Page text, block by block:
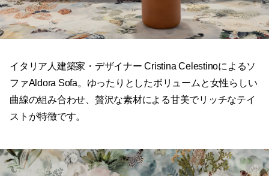
イタリア人建築家・デザイナー Cristina Celestinoによるソ
ファAldora Sofa。ゆったりとしたボリュームと女性らしい
曲線の組み合わせ、贅沢な素材による甘美でリッチなテイ
ストが特徴です。